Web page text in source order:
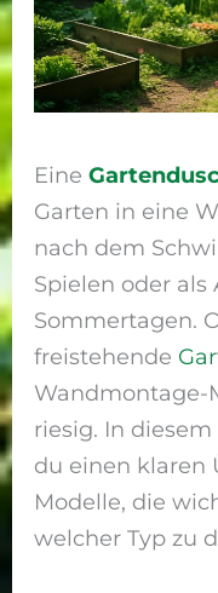
Eine
Garten in eine
nach dem
Spielen oder
Sommertagen.
freistehende
Wandmontage-
riesig. In
du einen klaren
Modelle, die
welcher Typ zu